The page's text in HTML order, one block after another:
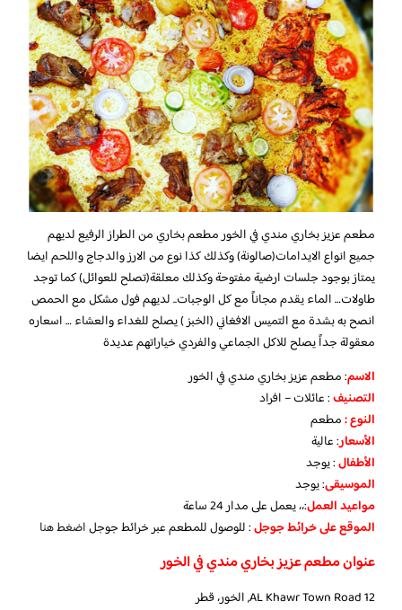
مطعم عزيز بخاري مندي في الخور مطعم بخاري من الطراز الرفيع لديهم
جميع انواع الايدامات(صالونة) وكذلك كذا نوع من الارز والدجاج واللحم ايضا
يمتاز بوجود جلسات ارضية مفتوحة وكذلك معلقة(تصلح للعوائل) كما توجد
طاولات… الماء يقدم مجاناً مع كل الوجبات.. لديهم فول مشكل مع الحمص
انصح به بشدة مع التميس الافغاني (الخبز ) يصلح للغداء والعشاء … اسعاره
معقولة جداً يصلح للاكل الجماعي والفردي خياراتهم عديدة
الاسم: مطعم عزيز بخاري مندي في الخور
التصنيف: عائلات – افراد
النوع :مطعم
الأسعار:عالية
الأطفال:يوجد
الموسيقى:يوجد
مواعيد العمل:،، يعمل على مدار 24 ساعة
الموقع على خرائط جوجل: للوصول للمطعم عبر خرائط جوجلاضغط هنا
عنوان مطعم عزيز بخاري مندي في الخور
12 AL Khawr Town Road, الخور، قطر